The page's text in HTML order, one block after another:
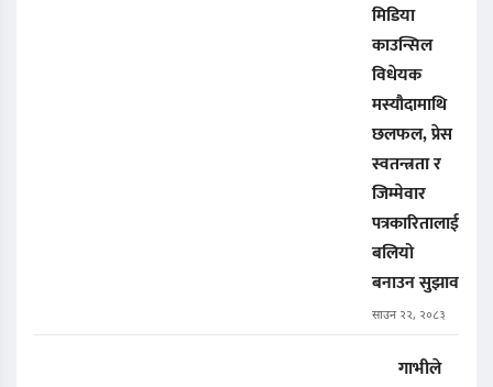
मिडिया
काउन्सिल
विधेयक
मस्यौदामाथि
छलफल, प्रेस
स्वतन्त्रता र
जिम्मेवार
पत्रकारितालाई
बलियो
बनाउन सुझाव
साउन २२, २०८३
गाभीले